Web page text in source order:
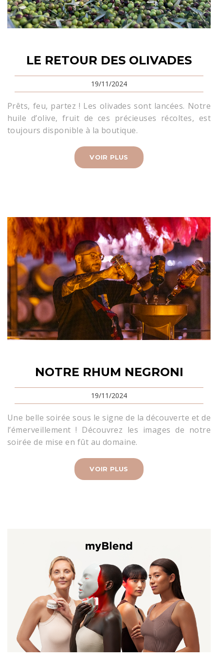
LE RETOUR DES OLIVADES
19/11/2024
Prêts, feu, partez ! Les olivades sont lancées. Notre
huile d’olive, fruit de ces précieuses récoltes, est
toujours disponible à la boutique.
VOIR PLUS
NOTRE RHUM NEGRONI
19/11/2024
Une belle soirée sous le signe de la découverte et de
l’émerveillement ! Découvrez les images de notre
soirée de mise en fût au domaine.
VOIR PLUS